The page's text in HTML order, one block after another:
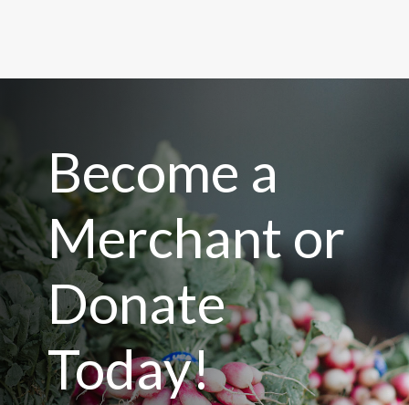
Become a
Merchant or
Donate
Today!